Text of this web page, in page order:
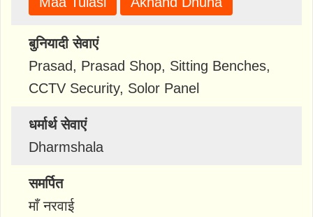
बुनियादी सेवाएं
Prasad, Prasad Shop, Sitting Benches,
CCTV Security, Solor Panel
धर्मार्थ सेवाएं
Dharmshala
समर्पित
माँ नरवाई